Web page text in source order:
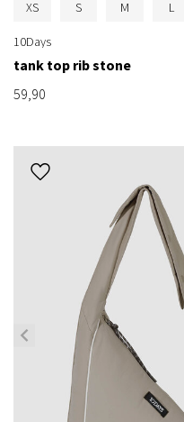
XS S M L
10Days
tank top rib stone
59,90